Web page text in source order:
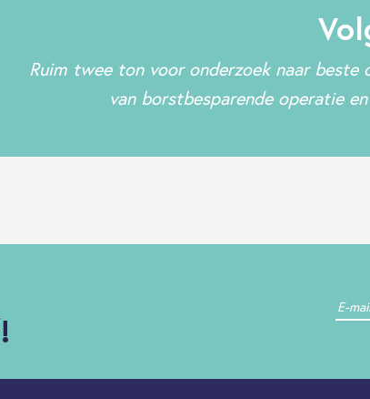
Ruim twee ton voor onderzoek naar beste
van borstbesparende operatie